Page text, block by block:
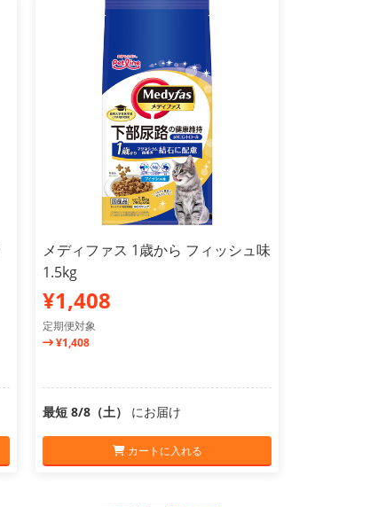
メディファス 1歳から フィッシュ味
1.5kg
¥1,408
定期便対象
¥1,408
最短 8/8（土） にお届け
カートに入れる